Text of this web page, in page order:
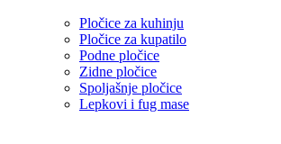
Pločice za kuhinju
Pločice za kupatilo
Podne pločice
Zidne pločice
Spoljašnje pločice
Lepkovi i fug mase